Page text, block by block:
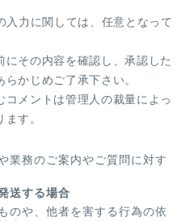
入力に関しては、任意となって
その内容を確認し、承認した
かじめご了承下さい。
メントは管理人の裁量によっ
す。
業務のご案内やご質問に対す
送する場合
のや、他者を害する行為の依